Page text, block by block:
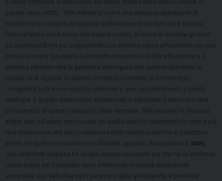
questo caso, infatti, “fare memoria” non è una semplice operazione di
ripristino di un cloud, di un’asettica archiviazione di un dato ma è trovarsi
faccia a faccia con il senso dell’essere uomini. Il ritrovarsi di fronte gli orrori
più impensabili ma pur programmati con estremo rigore efficientista non può
risolversi in una questione puramente conoscitiva. Quelle efferatezze e il
perverso pensiero che le generava interrogano con pesanti domande la
coscienza di ognuno. In questa ricorrenza si avverte lo smarrimento,
l’incapacità a dare una risposta razionale a quei comportamenti, a quella
ideologia. È questa dimensione esistenziale a esprimere il senso più vero,
più autentico di questa riscoperta della memoria. Nel prendere le distanze,
anche solo sul piano emozionale, da quella vicenda riscopriamo la nostra più
vera dimensione che non si esaurisce nelle nostre azioni ma si proietta in
ambiti nei quali ci muoviamo con difficoltà, appunto. Riscopriamo il sacro,
che nella fede religiosa ha un ben preciso connotato ma che ha un profondo
valore anche per il pensiero laico. Infatti solo in questa dimensione
universale, non definibile con i parametri della quotidianità, è possibile